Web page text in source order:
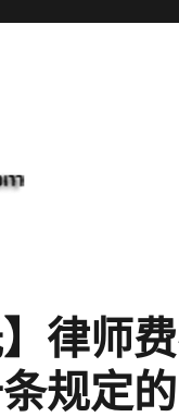
】律师
规定